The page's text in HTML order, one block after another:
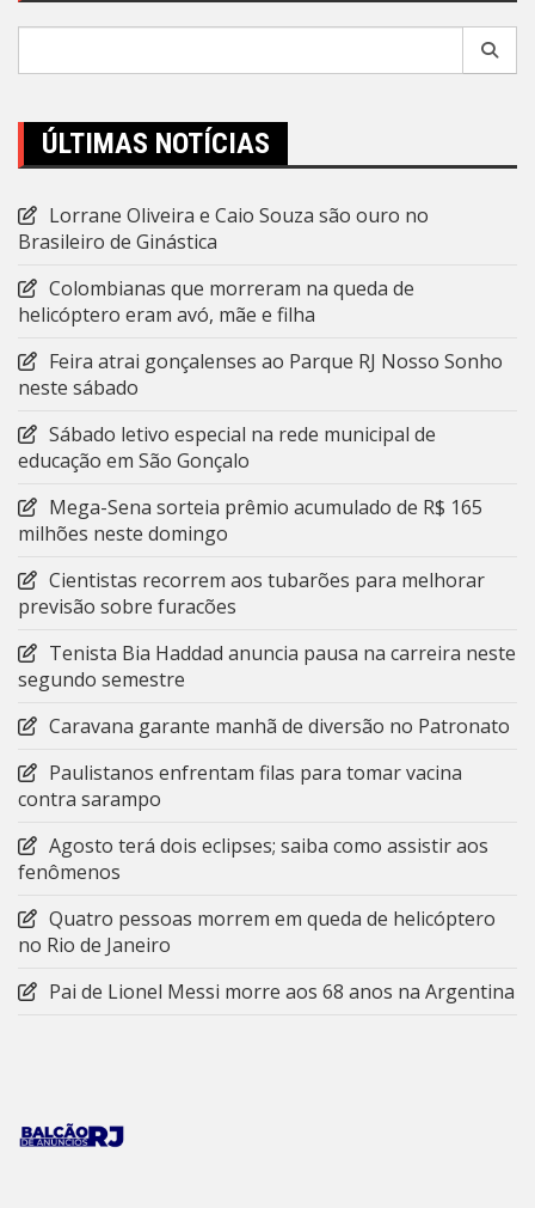
ÚLTIMAS NOTÍCIAS
Lorrane Oliveira e Caio Souza são ouro no
Brasileiro de Ginástica
Colombianas que morreram na queda de
helicóptero eram avó, mãe e filha
Feira atrai gonçalenses ao Parque RJ Nosso Sonho
neste sábado
Sábado letivo especial na rede municipal de
educação em São Gonçalo
Mega-Sena sorteia prêmio acumulado de R$ 165
milhões neste domingo
Cientistas recorrem aos tubarões para melhorar
previsão sobre furacões
Tenista Bia Haddad anuncia pausa na carreira neste
segundo semestre
Caravana garante manhã de diversão no Patronato
Paulistanos enfrentam filas para tomar vacina
contra sarampo
Agosto terá dois eclipses; saiba como assistir aos
fenômenos
Quatro pessoas morrem em queda de helicóptero
no Rio de Janeiro
Pai de Lionel Messi morre aos 68 anos na Argentina